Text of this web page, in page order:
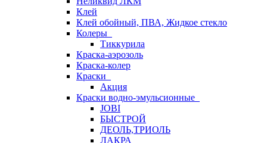
Клей
Клей обойный, ПВА, Жидкое стекло
Колеры
Тиккурила
Краска-аэрозоль
Краска-колер
Краски
Акция
Краски водно-эмульсионные
JOBI
БЫСТРОЙ
ДЕОЛЬ,ТРИОЛЬ
ЛАКРА